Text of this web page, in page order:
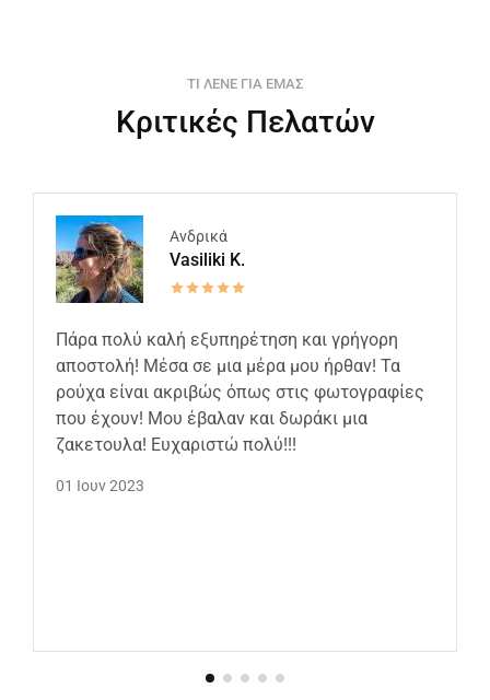
ΤΙ ΛΕΝΕ ΓΙΑ ΕΜΑΣ
Κριτικές Πελατών
Ανδρικά
Vasiliki K.
Πάρα πολύ καλή εξυπηρέτηση και γρήγορη
αποστολή! Μέσα σε μια μέρα μου ήρθαν! Τα
ρούχα είναι ακριβώς όπως στις φωτογραφίες
που έχουν! Μου έβαλαν και δωράκι μια
ζακετουλα! Ευχαριστώ πολύ!!!
01 Ιουν 2023